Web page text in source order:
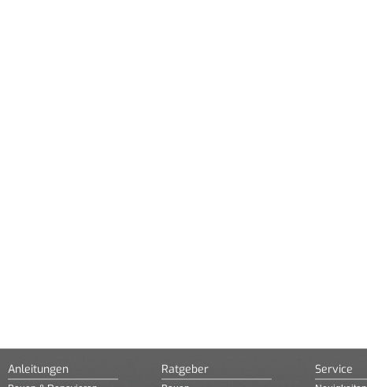
Anleitungen Ratgeber Service